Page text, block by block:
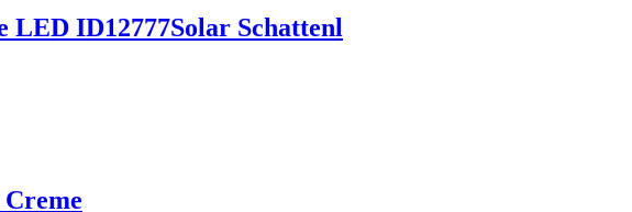
LED ID12777Solar Schattenl